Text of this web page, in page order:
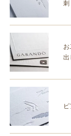
刺
出